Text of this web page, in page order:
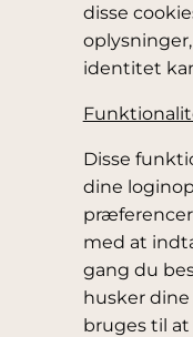
disse
identitet
Disse
dine
med at
gang du
husker
bruges til